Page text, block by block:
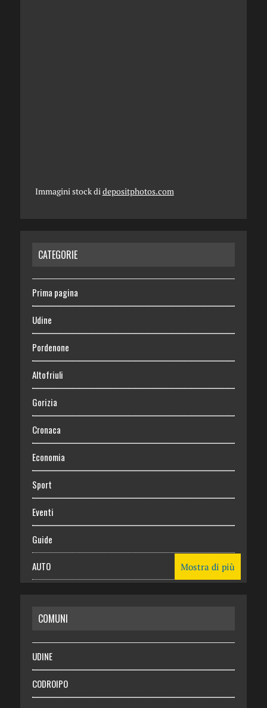
Immagini stock di depositphotos.com
CATEGORIE
Prima pagina
Udine
Pordenone
Altofriuli
Gorizia
Cronaca
Economia
Sport
Eventi
Guide
AUTO
RISPARMIO
SALUTE
Necrologie
Chi siamo
Mostra di più
COMUNI
UDINE
CODROIPO